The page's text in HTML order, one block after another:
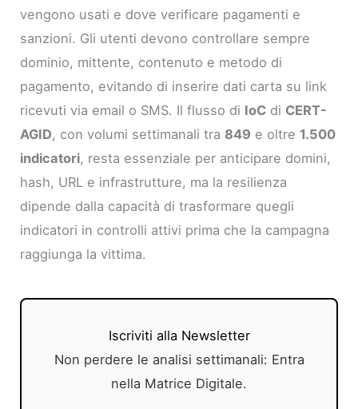
vengono usati e dove verificare pagamenti e
sanzioni. Gli utenti devono controllare sempre
dominio, mittente, contenuto e metodo di
pagamento, evitando di inserire dati carta su link
ricevuti via email o SMS. Il flusso di IoC di CERT-
AGID, con volumi settimanali tra 849 e oltre 1.500
indicatori, resta essenziale per anticipare domini,
hash, URL e infrastrutture, ma la resilienza
dipende dalla capacità di trasformare quegli
indicatori in controlli attivi prima che la campagna
raggiunga la vittima.
Iscriviti alla Newsletter
Non perdere le analisi settimanali: Entra
nella Matrice Digitale.